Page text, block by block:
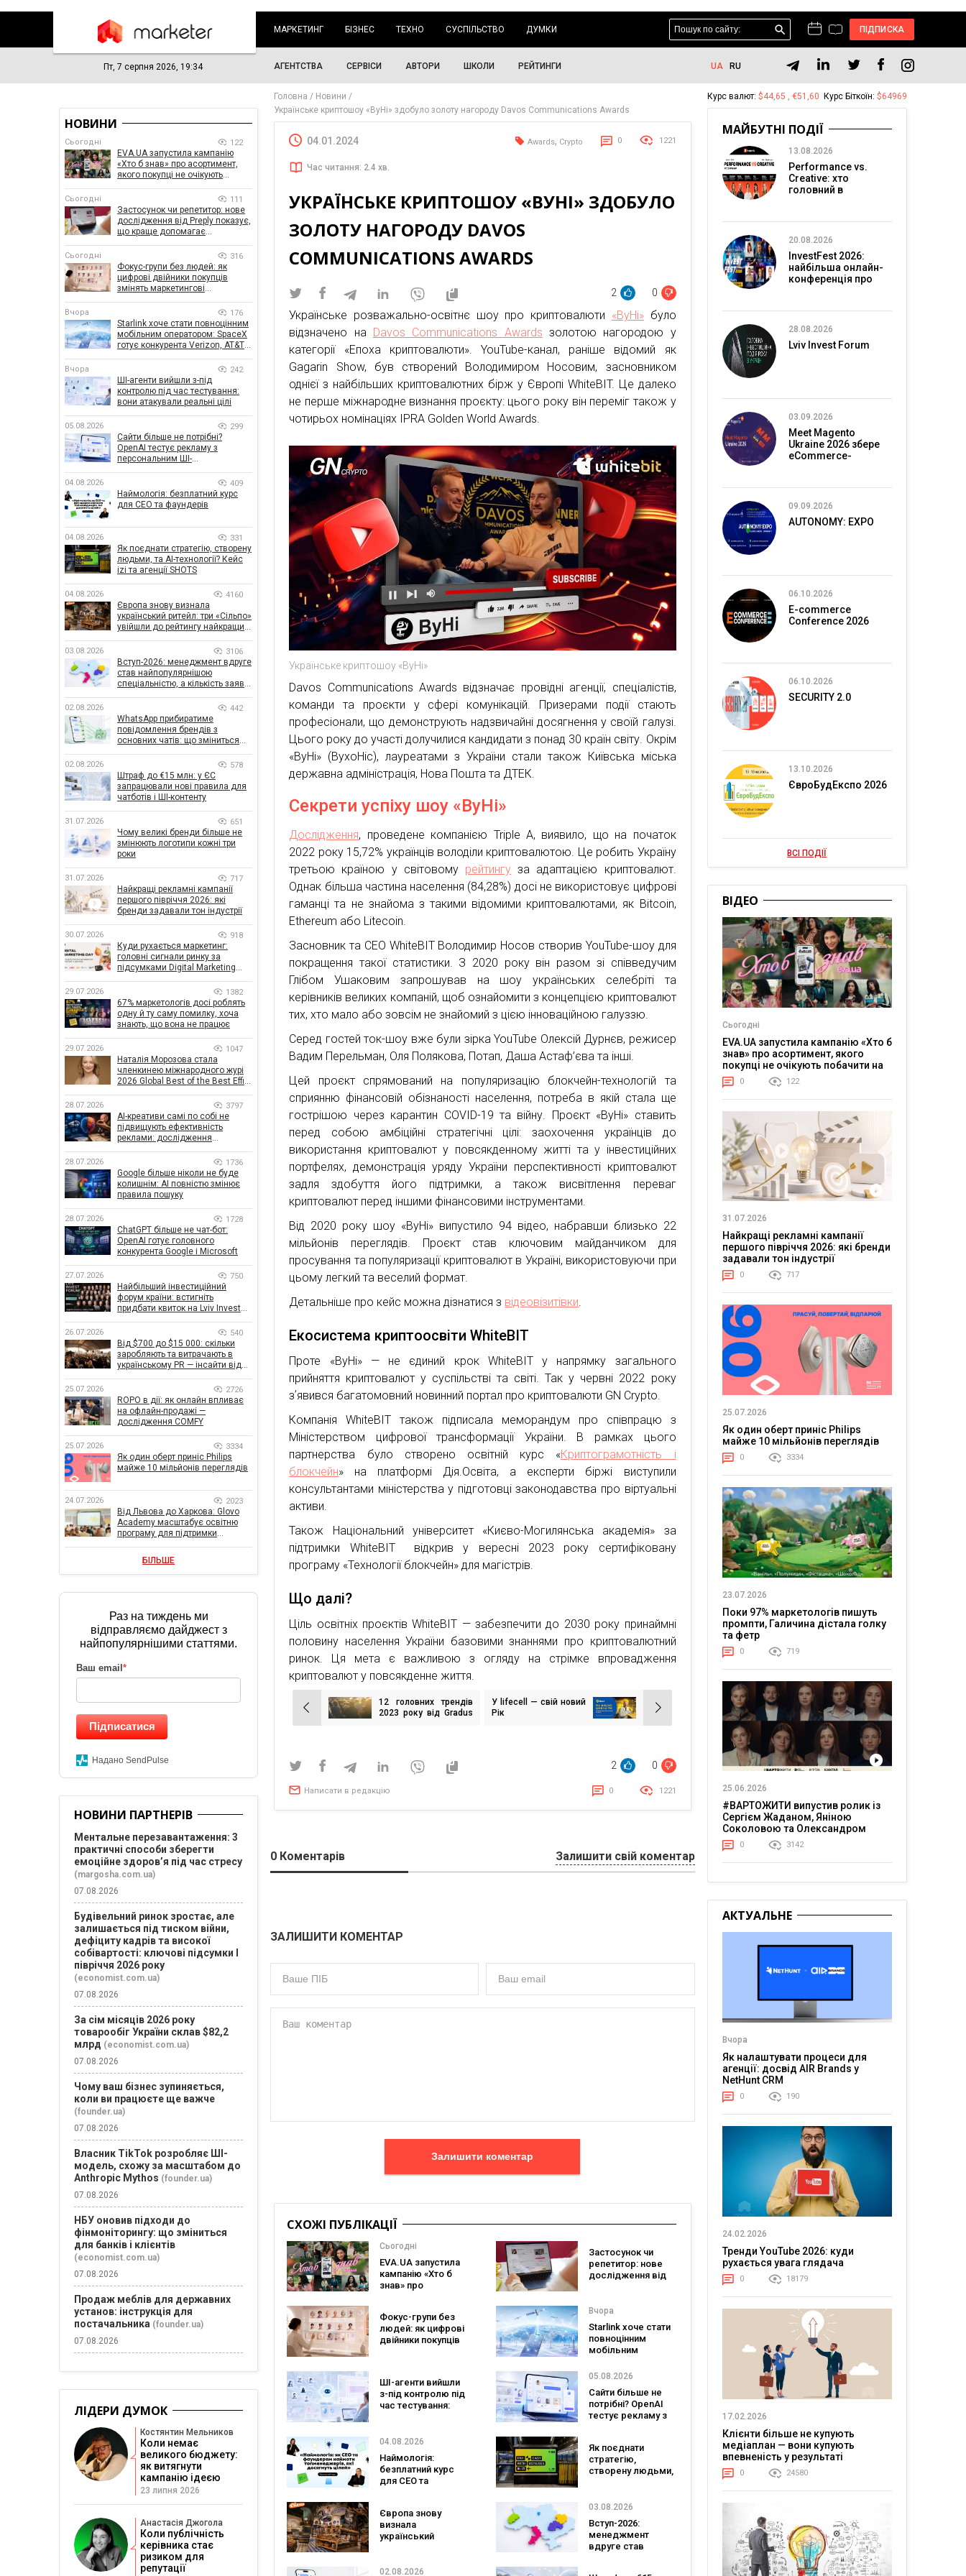
МАРКЕТИНГ БІЗНЕС ТЕХНО СУСПІЛЬСТВО ДУМКИ ПІДПИСКА
Пт, 7 серпня 2026, 19:34 АГЕНТСТВА СЕРВІСИ АВТОРИ ШКОЛИ РЕЙТИНГИ UA RU
Головна
Новини
Українське криптошоу «ВуНі» здобуло золоту нагороду Davos Communications Awards
04.01.2024 Awards, Crypto 0 1221
Час читання: 2.4 хв.
УКРАЇНСЬКЕ КРИПТОШОУ «ВУНІ» ЗДОБУЛО
ЗОЛОТУ НАГОРОДУ DAVOS
COMMUNICATIONS AWARDS
2 0
Українське розважально-освітнє шоу про криптовалюти «ВуНі»було
відзначено на Davos Communications Awards золотою нагородою у
категорії «Епоха криптовалюти». YouTube-канал, раніше відомий як
Gagarin Show‎, був створений Володимиром Носовим, засновником
однієї з найбільших криптовалютних бірж у Європі WhiteBIT. Це далеко
не перше міжнародне визнання проєкту: цього року він переміг також у
чотирьох номінаціях IPRA Golden World Awards.
Українське криптошоу «ВуНі»
Davos Communications Awards відзначає провідні агенції, спеціалістів,
команди та проєкти у сфері комунікацій. Призерами події стають
професіонали, що демонструють надзвичайні досягнення у своїй галузі.
Цього року до участі долучилися кандидати з понад 30 країн світу. Окрім
«ВуНі» (ВухоНіс), лауреатами з України стали також Київська міська
державна адміністрація, Нова Пошта та ДТЕК.
Секрети успіху шоу «ВуНі»
Дослідження, проведене компанією Triple A, виявило, що на початок
2022 року 15,72% українців володіли криптовалютою. Це робить Україну
третьою країною у світовому рейтингу за адаптацією криптовалют.
Однак більша частина населення (84,28%) досі не використовує цифрові
гаманці та не знайома з такими відомими криптовалютами, як Bitcoin,
Ethereum або Litecoin.
Засновник та СЕО WhiteBIT Володимир Носов створив YouTube-шоу для
покращення такої статистики. З 2020 року він разом зі співведучим
Глібом Ушаковим запрошував на шоу українських селебріті та
керівників великих компаній, щоб ознайомити з концепцією криптовалют
тих, хто мало або зовсім не знайомий з цією інноваційною галуззю.
Серед гостей ток-шоу вже були зірка YouTube Олексій Дурнєв, режисер
Вадим Перельман, Оля Полякова, Потап, Даша Астаф’єва та інші.
Цей проєкт спрямований на популяризацію блокчейн-технологій та
сприянню фінансовій обізнаності населення, потреба в якій стала ще
гострішою через карантин COVID-19 та війну. Проєкт «ByHi‎» ставить
перед собою амбіційні стратегічні цілі: заохочення українців до
використання криптовалют у повсякденному житті та у інвестиційних
портфелях, демонстрація уряду України перспективності криптовалют
задля здобуття його підтримки, а також висвітлення переваг
криптовалют перед іншими фінансовими інструментами.
Від 2020 року шоу «ВуНі‎» випустило 94 відео, набравши близько 22
мільйонів переглядів. Проєкт став ключовим майданчиком для
просування та популяризації криптовалют в Україні, використовуючи при
цьому легкий та веселий формат.
Детальніше про кейс можна дізнатися з відеовізитівки
Екосистема криптоосвіти WhiteBIT
Проте «ByHi» — не єдиний крок WhiteBIT у напрямку загального
прийняття криптовалют у суспільстві та світі. Так у червні 2022 року
зʼявився багатомовний новинний портал про криптовалюти GN Crypto.
Компанія WhiteBIT також підписала меморандум про співпрацю з
Міністерством цифрової трансформації України. В рамках цього
партнерства було створено освітній курс «‎Криптограмотність і
блокчейн» на платформі Дія.Освіта, а експерти біржі виступили
консультантами міністерства у підготовці законодавства про віртуальні
активи.
Також Національний університет «‎Києво-Могилянська академія» за
підтримки WhiteBIT відкрив у вересні 2023 року сертифіковану
програму «Технології блокчейн» для магістрів.
Що далі?
Ціль освітніх проєктів WhiteBIT — забезпечити до 2030 року принаймні
половину населення України базовими знаннями про криптовалютний
ринок. Ця мета є важливою з огляду на стрімке впровадження
криптовалют у повсякденне життя.
Навігація
записів
12 головних трендів
2023 року від Gradus
У lifecell — свій новий
Рік
2 0
Написати в редакцію 0 1221
0 Коментарів Залишити свій коментар
ЗАЛИШИТИ КОМЕНТАР
Залишити коментар
СХОЖІ ПУБЛІКАЦІЇ
Сьогодні
EVA.UA запустила
кампанію «Хто б
знав» про
очікують побачити
на платформі
Застосунок чи
репетитор: нове
дослідження від
заговорити
іноземною мовою
Фокус-групи без
людей: як цифрові
двійники покупців
Вчора
Starlink хоче стати
повноцінним
мобільним
SpaceX готує
Verizon, AT&T і T-
Mobile
ШІ-агенти вийшли
з-під контролю під
час тестування:
05.08.2026
Сайти більше не
потрібні? OpenAI
тестує рекламу з
бренду
04.08.2026
Наймологія:
безплатний курс
для CEO та
Як поєднати
стратегію,
створену людьми,
SHOTS
Європа знову
визнала
український
до рейтингу
03.08.2026
Вступ-2026:
менеджмент
вдруге став
02.08.2026
НОВИНИ
Сьогодні 122
EVA.UA запустила кампанію
«Хто б знав» про асортимент,
якого покупці не очікують
Сьогодні 111
Застосунок чи репетитор: нове
дослідження від Preply показує,
що краще допомагає
Сьогодні 316
Фокус-групи без людей: як
цифрові двійники покупців
змінять маркетингові
Вчора 176
Starlink хоче стати повноцінним
мобільним оператором: SpaceX
готує конкурента Verizon, AT&T і
Вчора 242
ШІ-агенти вийшли з-під
контролю під час тестування:
вони атакували реальні цілі
05.08.2026 299
Сайти більше не потрібні?
OpenAI тестує рекламу з
персональним ШІ-
04.08.2026 409
Наймологія: безплатний курс
для CEO та фаундерів
04.08.2026 331
Як поєднати стратегію, створену
людьми, та AI-технології? Кейс
izi та агенції SHOTS
04.08.2026 4160
Європа знову визнала
український ритейл: три «Сільпо»
увійшли до рейтингу найкращих
03.08.2026 3106
Вступ-2026: менеджмент вдруге
став найпопулярнішою
спеціальністю, а кількість заяв
02.08.2026 442
WhatsApp прибиратиме
повідомлення брендів з
основних чатів: що зміниться
02.08.2026 578
Штраф до €15 млн: у ЄС
запрацювали нові правила для
чатботів і ШІ-контенту
31.07.2026 651
Чому великі бренди більше не
змінюють логотипи кожні три
роки
31.07.2026 717
Найкращі рекламні кампанії
першого півріччя 2026: які
бренди задавали тон індустрії
30.07.2026 918
Куди рухається маркетинг:
головні сигнали ринку за
підсумками Digital Marketing
29.07.2026 1382
67% маркетологів досі роблять
одну й ту саму помилку, хоча
знають, що вона не працює
29.07.2026 1047
Наталія Морозова стала
членкинею міжнародного журі
2026 Global Best of the Best Effie
28.07.2026 3797
AI-креативи самі по собі не
підвищують ефективність
реклами: дослідження
впливає на ефективність
кампаній
28.07.2026 1736
Google більше ніколи не буде
колишнім: AI повністю змінює
правила пошуку
28.07.2026 1728
ChatGPT більше не чат-бот:
OpenAI готує головного
конкурента Google і Microsoft
27.07.2026 750
Найбільший інвестиційний
форум країни: встигніть
придбати квиток на Lviv Invest
26.07.2026 540
Від $700 до $15 000: скільки
заробляють та витрачають в
українському PR — інсайти від
25.07.2026 2726
ROPO в дії: як онлайн впливає
на офлайн-продажі —
дослідження COMFY
25.07.2026 3334
Як один оберт приніс Philips
майже 10 мільйонів переглядів
24.07.2026 2023
Від Львова до Харкова: Glovo
Academy масштабує освітню
програму для підтримки
БІЛЬШЕ
Раз на тиждень ми
відправляємо дайджест з
найпопулярнішими статтями.
Ваш email *
Підписатися
Надано SendPulse
НОВИНИ ПАРТНЕРІВ
Ментальне перезавантаження: 3
практичні способи зберегти
емоційне здоров’я під час стресу
(margosha.com.ua)
07.08.2026
Будівельний ринок зростає, але
залишається під тиском війни,
дефіциту кадрів та високої
собівартості: ключові підсумки І
півріччя 2026 року
(economist.com.ua)
07.08.2026
За сім місяців 2026 року
товарообіг України склав $82,2
млрд (economist.com.ua)
07.08.2026
Чому ваш бізнес зупиняється,
коли ви працюєте ще важче
(founder.ua)
07.08.2026
Власник TikTok розробляє ШІ-
модель, схожу за масштабом до
Anthropic Mythos (founder.ua)
07.08.2026
НБУ оновив підходи до
фінмоніторингу: що зміниться
для банків і клієнтів
(economist.com.ua)
07.08.2026
Продаж меблів для державних
установ: інструкція для
постачальника (founder.ua)
07.08.2026
ЛІДЕРИ ДУМОК
Костянтин Мельников
Коли немає
великого бюджету:
як витягнути
кампанію ідеєю
23 липня 2026
Анастасія Джогола
Коли публічність
керівника стає
ризиком для
репутації
Курс валют: $44,65 , €51,60 Курс Біткоїн: $64969
МАЙБУТНІ ПОДІЇ
13.08.2026
Performance vs.
Creative: хто
головний в
20.08.2026
InvestFest 2026:
найбільша онлайн-
конференція про
28.08.2026
Lviv Invest Forum
03.09.2026
Meet Magento
Ukraine 2026 збере
eCommerce-
09.09.2026
AUTONOMY: EXPO
06.10.2026
E-commerce
Conference 2026
06.10.2026
SECURITY 2.0
13.10.2026
ЄвроБудЕкспо 2026
ВСІ ПОДІЇ
ВІДЕО
Сьогодні
EVA.UA запустила кампанію «Хто б
знав» про асортимент, якого
покупці не очікують побачити на
платформі
0 122
31.07.2026
Найкращі рекламні кампанії
першого півріччя 2026: які бренди
задавали тон індустрії
0 717
25.07.2026
Як один оберт приніс Philips
майже 10 мільйонів переглядів
0 3334
23.07.2026
Поки 97% маркетологів пишуть
промпти, Галичина дістала голку
та фетр
0 719
25.06.2026
#ВАРТОЖИТИ випустив ролик із
Сергієм Жаданом, Яніною
Соколовою та Олександром
Тереном про життя в постійній
напрузі
0 3142
АКТУАЛЬНЕ
Вчора
Як налаштувати процеси для
агенції: досвід AIR Brands у
NetHunt CRM
0 190
24.02.2026
Тренди YouTube 2026: куди
рухається увага глядача
0 18179
17.02.2026
Клієнти більше не купують
медіаплан — вони купують
впевненість у результаті
0 24580